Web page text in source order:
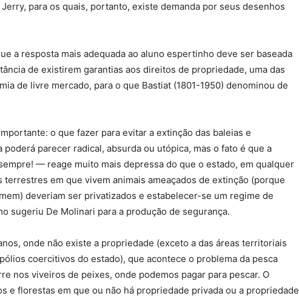
para os quais, portanto, existe demanda por seus desenhos
a resposta mais adequada ao aluno espertinho deve ser baseada
de existirem garantias aos direitos de propriedade, uma das
de livre mercado, para o que Bastiat (1801-1950) denominou de
o que fazer para evitar a extinção das baleias e
parecer radical, absurda ou utópica, mas o fato é que a
— reage muito mais depressa do que o estado, em qualquer
terrestres em que vivem animais ameaçados de extinção (porque
deveriam ser privatizados e estabelecer-se um regime de
sugeriu De Molinari para a produção de segurança.
onde não existe a propriedade (exceto a das áreas territoriais
coercitivos do estado), que acontece o problema da pesca
nos viveiros de peixes, onde podemos pagar para pescar. O
e florestas em que ou não há propriedade privada ou a propriedade